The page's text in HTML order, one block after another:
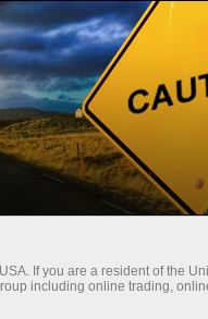
للمتداولين ظروف
Ripple
If you are a resident of the
including online trading,